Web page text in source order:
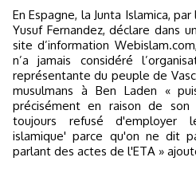
En Espagne, la Junta Islamica, par la voix de son porte-parole
Yusuf Fernandez, déclare dans
site d’information
n’a jamais considéré
représentante du peuple de
musulmans à Ben Laden «
précisément en raison de
toujours refusé d'employer
islamique' parce qu'on ne dit
parlant des actes de l'ETA »